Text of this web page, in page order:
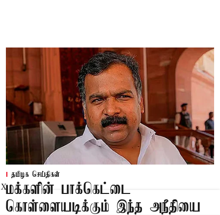
தமிழக செய்திகள்
மக்களின் பாக்கெட்டை
கொள்ளையடிக்கும் இந்த அநீதியை
X